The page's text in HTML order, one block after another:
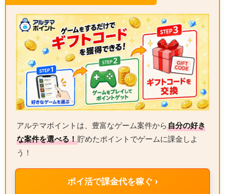
アルテマポイントは、豊富なゲーム案件から自分の好き
な案件を選べる！貯めたポイントでゲームに課金しよ
う！
ポイ活で課金代を稼ぐ ›